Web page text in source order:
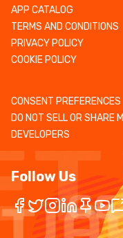
APP CATALOG
TERMS AND CONDITIONS
PRIVACY POLICY
COOKIE POLICY
CONSENT PREFERENCES
DO NOT SELL OR SHARE
DEVELOPERS
Follow Us